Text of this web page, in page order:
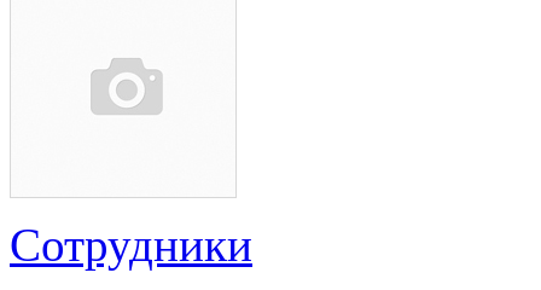
Сотрудники